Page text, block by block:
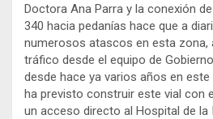
Doctora Ana Parra y la conexión
340 hacia pedanías hace que a
numerosos atascos en esta zona,
tráfico desde el equipo de
desde hace ya varios años en
ha previsto construir este vial con
un acceso directo al Hospital de la